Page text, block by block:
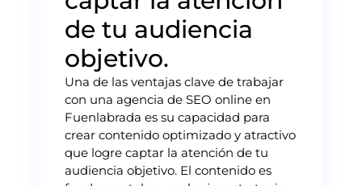
de tu audiencia
objetivo.
Una de las ventajas clave de trabajar
con una agencia de SEO online en
Fuenlabrada es su capacidad para
crear contenido optimizado y atractivo
que logre captar la atención de tu
audiencia objetivo. El contenido es